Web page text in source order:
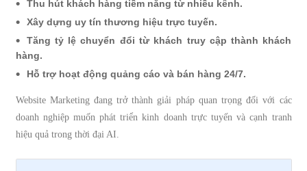
Thu hút khách hàng tiềm năng từ nhiều kênh.
Xây dựng uy tín thương hiệu trực tuyến.
Tăng tỷ lệ chuyển đổi từ khách truy cập thành khách
hàng.
Hỗ trợ hoạt động quảng cáo và bán hàng 24/7.
Website Marketing đang trở thành giải pháp quan trọng đối với các
doanh nghiệp muốn phát triển kinh doanh trực tuyến và cạnh tranh
hiệu quả trong thời đại AI.